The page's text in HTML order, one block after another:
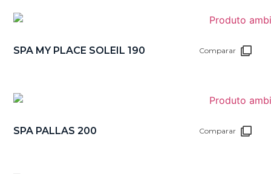
SPA MY PLACE SOLEIL 190 Comparar
SPA PALLAS 200 Comparar